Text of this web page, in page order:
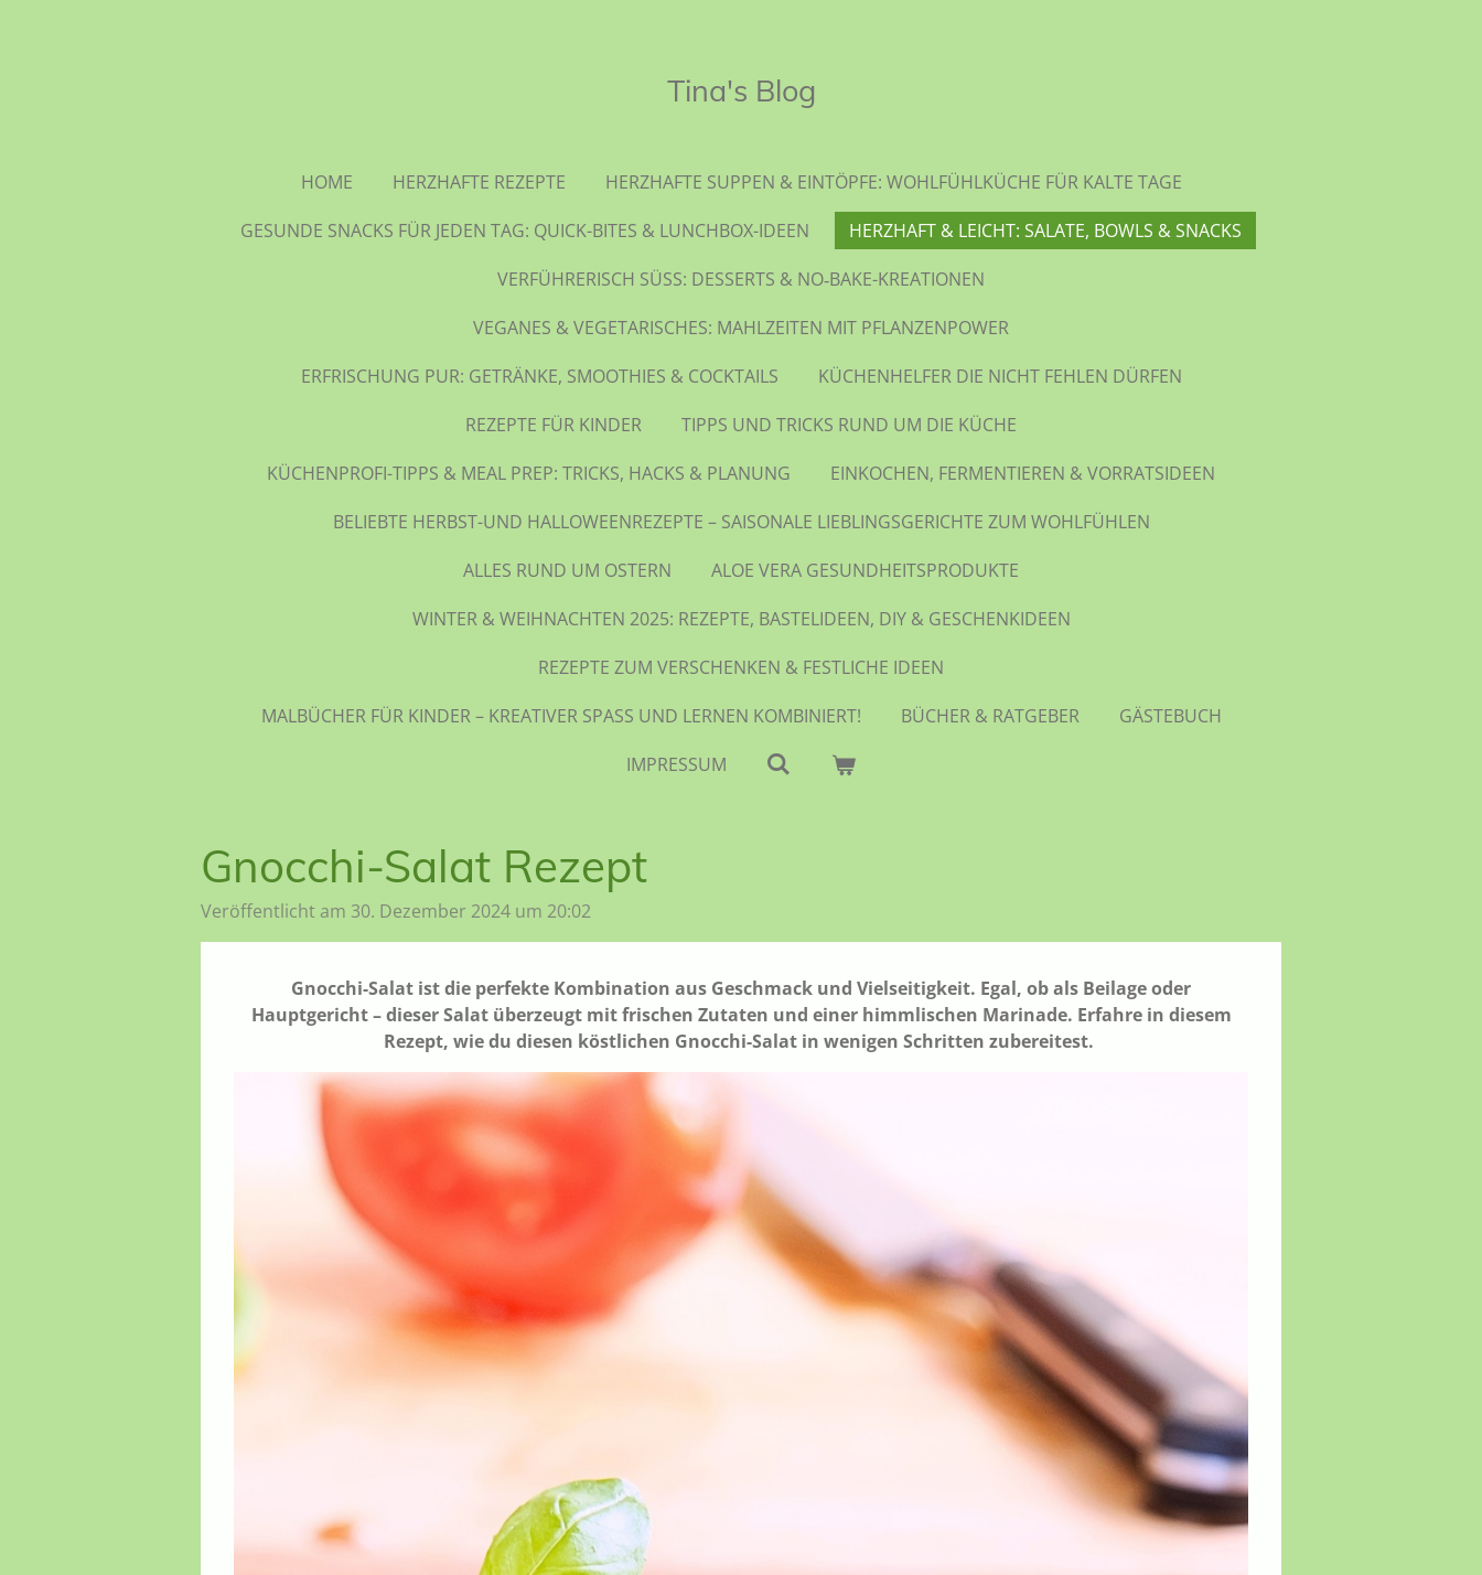
Tina's Blog
HOME HERZHAFTE REZEPTE
HERZHAFTE SUPPEN & EINTÖPFE: WOHLFÜHLKÜCHE FÜR KALTE TAGE
GESUNDE SNACKS FÜR JEDEN TAG: QUICK-BITES & LUNCHBOX-IDEEN
HERZHAFT & LEICHT: SALATE, BOWLS & SNACKS
VERFÜHRERISCH SÜSS: DESSERTS & NO‑BAKE-KREATIONEN
VEGANES & VEGETARISCHES: MAHLZEITEN MIT PFLANZENPOWER
ERFRISCHUNG PUR: GETRÄNKE, SMOOTHIES & COCKTAILS
KÜCHENHELFER DIE NICHT FEHLEN DÜRFEN
REZEPTE FÜR KINDER
TIPPS UND TRICKS RUND UM DIE KÜCHE
KÜCHENPROFI-TIPPS & MEAL PREP: TRICKS, HACKS & PLANUNG
EINKOCHEN, FERMENTIEREN & VORRATSIDEEN
BELIEBTE HERBST-UND HALLOWEENREZEPTE – SAISONALE LIEBLINGSGERICHTE ZUM WOHLFÜHLEN
ALLES RUND UM OSTERN
ALOE VERA GESUNDHEITSPRODUKTE
WINTER & WEIHNACHTEN 2025: REZEPTE, BASTELIDEEN, DIY & GESCHENKIDEEN
REZEPTE ZUM VERSCHENKEN & FESTLICHE IDEEN
MALBÜCHER FÜR KINDER – KREATIVER SPASS UND LERNEN KOMBINIERT!
BÜCHER & RATGEBER
GÄSTEBUCH
IMPRESSUM
Gnocchi-Salat Rezept
Veröffentlicht am 30. Dezember 2024 um 20:02
Gnocchi-Salat ist die perfekte Kombination aus Geschmack und Vielseitigkeit. Egal, ob als Beilage oder
Hauptgericht – dieser Salat überzeugt mit frischen Zutaten und einer himmlischen Marinade. Erfahre in diesem
Rezept, wie du diesen köstlichen Gnocchi-Salat in wenigen Schritten zubereitest.